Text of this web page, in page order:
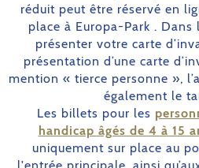
réduit peut être réservé en
place à Europa-Park . Dans
présenter votre carte
présentation d’une carte
mention « tierce personne »,
également le
Les billets pour les
handicap âgés de 4 à 15
uniquement sur place au